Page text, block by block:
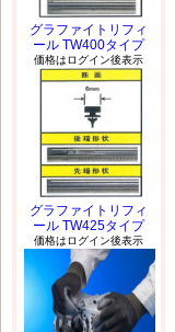
グラファイトリフィ
ール TW400タイプ
価格はログイン後表示
グラファイトリフィ
ール TW425タイプ
価格はログイン後表示